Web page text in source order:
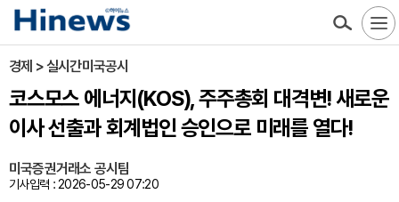
경제 > 실시간미국공시
코스모스 에너지(KOS), 주주총회 대격변! 새로운
이사 선출과 회계법인 승인으로 미래를 열다!
미국증권거래소 공시팀
기사입력 : 2026-05-29 07:20